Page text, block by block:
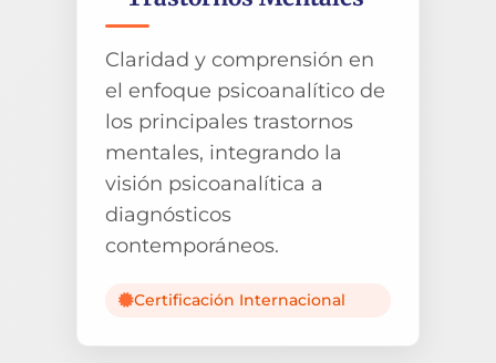
Claridad y comprensión en
el enfoque psicoanalítico de
los principales trastornos
mentales, integrando la
visión psicoanalítica a
diagnósticos
contemporáneos.
Certificación Internacional